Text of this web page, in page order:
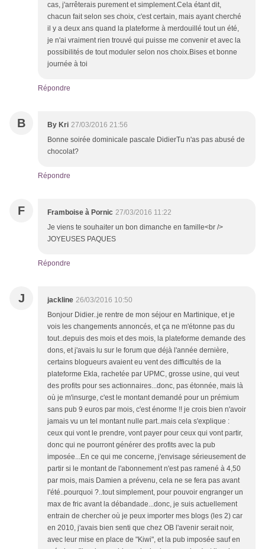
cas, j'arrêterais purement et simplement.Cela étant dit,
chacun fait selon ses choix, c'est certain, mais ayant cherché
il y a deux ans quand la plateforme à merdouillé tout un été,
je n'ai vraiment rien trouvé qui puisse me convenir et avec la
possibilités de tout moduler selon nos choix.Bises et bonne
journée à toi
Répondre
B By Kri 27/03/2016 21:56
Bonne soirée dominicale pascale DidierTu n'as pas abusé de
chocolat?
Répondre
F Framboise à Pornic 27/03/2016 11:22
Je viens te souhaiter un bon dimanche en famille<br />
JOYEUSES PAQUES
Répondre
J jackline 26/03/2016 10:50
Bonjour Didier..je rentre de mon séjour en Martinique, et je
vois les changements annoncés, et ça ne m'étonne pas du
tout..depuis des mois et des mois, la plateforme demande des
dons, et j'avais lu sur le forum que déjà l'année dernière,
certains blogueurs avaient eu vent des difficultés de la
plateforme Ekla, rachetée par UPMC, grosse usine, qui veut
des profits pour ses actionnaires...donc, pas étonnée, mais là
où je m'insurge, c'est le montant demandé pour un prémium
sans pub 9 euros par mois, c'est énorme !! je crois bien n'avoir
jamais vu un tel montant nulle part..mais cela s'explique :
ceux qui vont le prendre, vont payer pour ceux qui vont partir,
donc qui ne pourront générer des profits avec la pub
imposée...En ce qui me concerne, j'envisage sérieusement de
partir si le montant de l'abonnement n'est pas ramené à 4,50
par mois, mais Damien a prévenu, cela ne se fera pas avant
l'été..pourquoi ?..tout simplement, pour pouvoir engranger un
max de fric avant la débandade...donc, je suis actuellement
entrain de chercher où je peux importer mes blogs (les 2) car
en 2010, j'avais bien senti que chez OB l'avenir serait noir,
avec leur mise en place de "Kiwi", et la pub imposée sauf en